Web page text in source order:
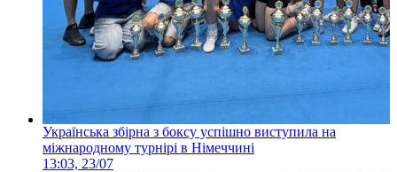
Українська збірна з боксу успішно виступила на
міжнародному турнірі в Німеччині
13:03, 23/07